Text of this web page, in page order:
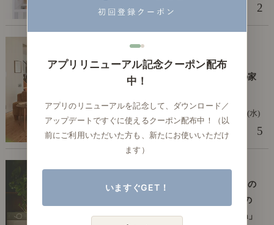
編集部 辻口 2
16畳の長方形LDKのレイアウト
術！ 「横長」「縦長」間取りの家
2025年9月17日(水)
編集部 辻口 5
【わたしの愛用品】「コードレスの
壁掛けライト」が新しすぎる3つの
理由。ブラケットライト「Lumoa」
アプリリニューアル記念クーポン配布
中！
アプリのリニューアルを記念して、ダウンロード／
アップデートですぐに使えるクーポン配布中！（以
前にご利用いただいた方も、新たにお使いいただけ
ます）
いますぐGET！